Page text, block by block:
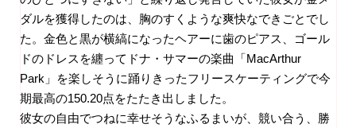
ダルを獲得したのは、胸のすくような爽快なできごとでし
た。金色と黒が横縞になったヘアーに歯のピアス、ゴール
ドのドレスを纏ってドナ・サマーの楽曲「MacArthur
Park 」を楽しそうに踊りきったフリースケーティングで今
期最高の150.20点をたたき出しました。
彼女の自由でつねに幸せそうなふるまいが、競い合う、勝